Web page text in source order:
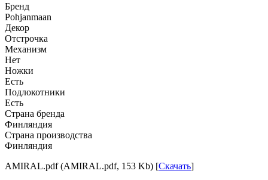
Бренд
Pohjanmaan
Декор
Отстрочка
Механизм
Нет
Ножки
Есть
Подлокотники
Есть
Страна бренда
Финляндия
Страна производства
Финляндия
AMIRAL.pdf (AMIRAL.pdf, 153 Kb) [Скачать]